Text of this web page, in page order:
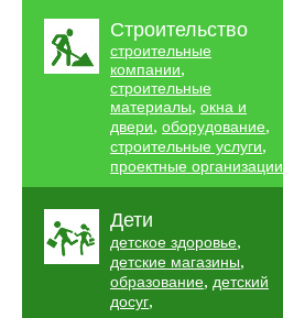
Строительство
строительные
компании,
строительные
материалы, окна и
двери, оборудование,
строительные услуги,
проектные организации
Дети
детское здоровье,
детские магазины,
образование, детский
досуг,